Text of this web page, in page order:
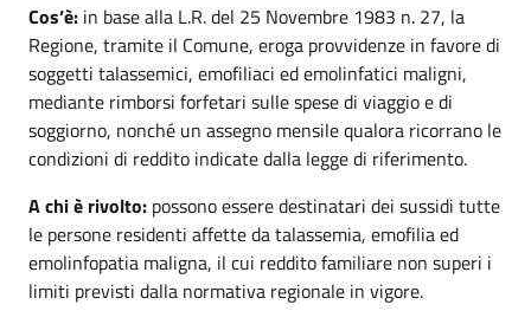
Cos’è: in base alla L.R. del 25 Novembre 1983 n. 27, la
Regione, tramite il Comune, eroga provvidenze in favore di
soggetti talassemici, emofiliaci ed emolinfatici maligni,
mediante rimborsi forfetari sulle spese di viaggio e di
soggiorno, nonché un assegno mensile qualora ricorrano le
condizioni di reddito indicate dalla legge di riferimento.
A chi è rivolto: possono essere destinatari dei sussidi tutte
le persone residenti affette da talassemia, emofilia ed
emolinfopatia maligna, il cui reddito familiare non superi i
limiti previsti dalla normativa regionale in vigore.